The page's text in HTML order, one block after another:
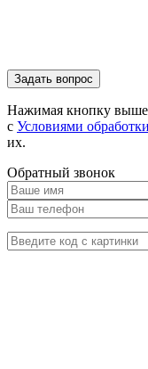
Нажимая кнопку
с Условиями
их.
Обратный звонок